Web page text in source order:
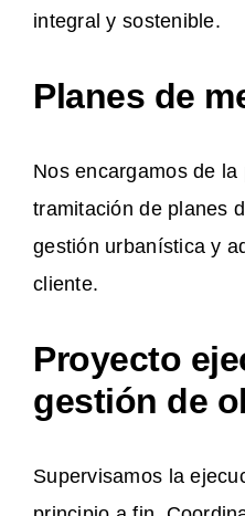
integral y sostenible.
Planes de
Nos encargamos de la
tramitación de planes
gestión urbanística y
cliente.
Proyecto
gestión de
Supervisamos la